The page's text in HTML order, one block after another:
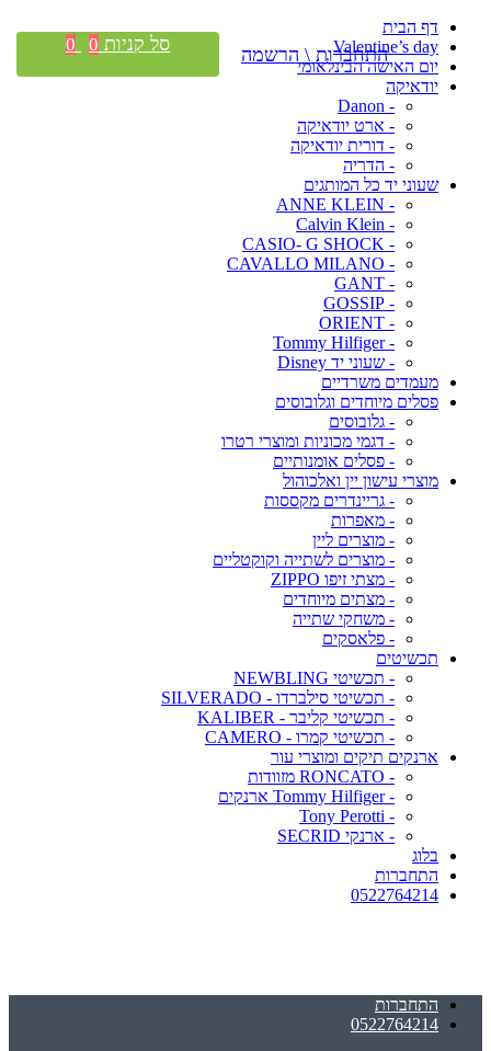
דף הבית
Valentine’s day
יום האישה הבינלאומי
יודאיקה
- Danon
- ארט יודאיקה
- דורית יודאיקה
- הדריה
שעוני יד כל המותגים
- ANNE KLEIN
- Calvin Klein
- CASIO- G SHOCK
- CAVALLO MILANO
- GANT
- GOSSIP
- ORIENT
- Tommy Hilfiger
- שעוני יד Disney
מעמדים משרדיים
פסלים מיוחדים וגלובוסים
- גלובוסים
- דגמי מכוניות ומוצרי רטרו
- פסלים אומנותיים
מוצרי עישון יין ואלכוהול
- גריינדרים מקססות
- מאפרות
- מוצרים ליין
- מוצרים לשתייה וקוקטליים
- מצתי זיפו ZIPPO
- מצתים מיוחדים
- משחקי שתייה
- פלאסקים
תכשיטים
- תכשיטי NEWBLING
- תכשיטי סילברדו - SILVERADO
- תכשיטי קליבר - KALIBER
- תכשיטי קמרו - CAMERO
ארנקים תיקים ומוצרי עור
- RONCATO מזוודות
- Tommy Hilfiger ארנקים
- Tony Perotti
- ארנקי SECRID
בלוג
התחברות
0522764214
התחברות
0522764214
התחברות \ הרשמה סל קניות 0
0